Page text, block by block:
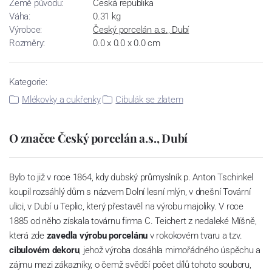
Země původu:
Česká republika
Váha:
0.31 kg
Výrobce:
Český porcelán a.s., Dubí
Rozměry:
0.0 x 0.0 x 0.0 cm
Kategorie:
Mlékovky a cukřenky
Cibulák se zlatem
O značce Český porcelán a.s., Dubí
Bylo to již v roce 1864, kdy dubský průmyslník p. Anton Tschinkel
koupil rozsáhlý dům s názvem Dolní lesní mlýn, v dnešní Tovární
ulici, v Dubí u Teplic, který přestavěl na výrobu majoliky. V roce
1885 od něho získala továrnu firma C. Teichert z nedaleké Míšně,
která zdezavedla výrobu porcelánu v rokokovém tvaru a tzv.
cibulovém dekoru, jehož výroba dosáhla mimořádného úspěchu a
zájmu mezi zákazníky, o čemž svědčí počet dílů tohoto souboru,